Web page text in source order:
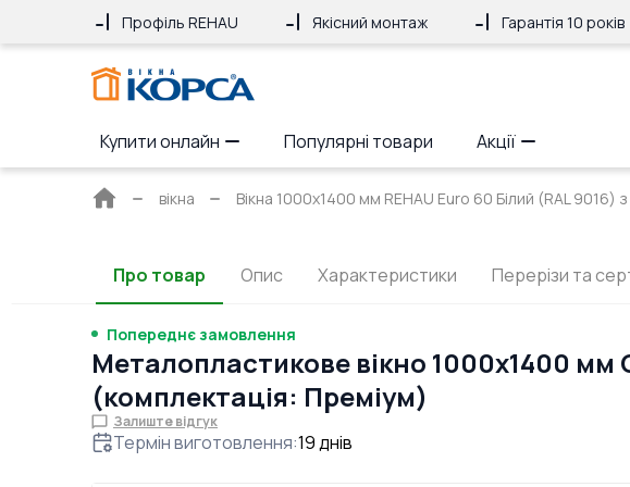
Профіль REHAU Якісний монтаж Гарантія 10 років
Купити онлайн Популярні товари Акції
Головна
вікна Вікна 1000x1400 мм REHAU Euro 60 Білий (RAL 9016) з
Про товар Опис Характеристики Перерізи та
Попереднє замовлення
Металопластикове вікно 1000x1400 мм
(комплектація: Преміум)
Залиште відгук
Термін виготовлення:19днів